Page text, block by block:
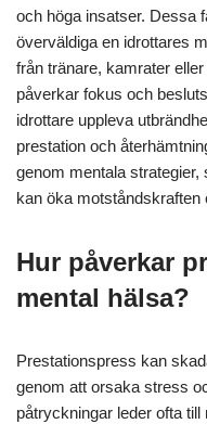
och höga insatser. Dessa
överväldiga en idrottares
från tränare, kamrater
påverkar fokus och
idrottare uppleva
prestation och
genom mentala
kan öka motståndskraften
Hur påverkar
mental hälsa?
Prestationspress kan
genom att orsaka stress
påtryckningar leder ofta